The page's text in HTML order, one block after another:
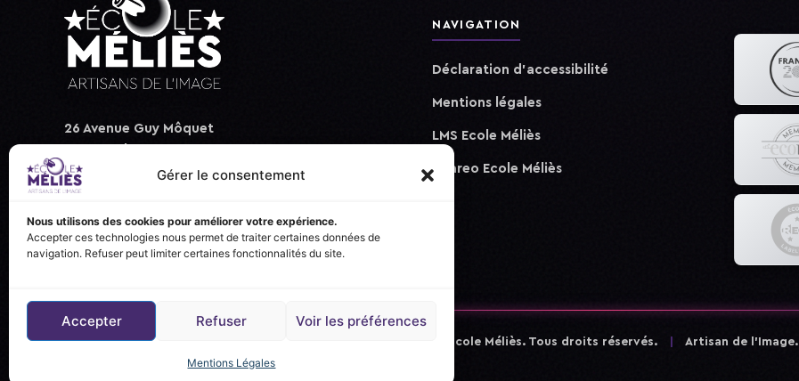
Gérer le consentement
Nous utilisons des cookies pour améliorer votre expérience.
Accepter ces technologies nous permet de traiter certaines données de
navigation. Refuser peut limiter certaines fonctionnalités du site.
Accepter Refuser Voir les préférences
Mentions Légales
26 Avenue Guy Môquet
+33 (0)1.48.90.86.23
NAVIGATION
Déclaration d'accessibilité
Mentions légales
LMS Ecole Méliès
Ypareo Ecole Méliès
École Méliès. Tous droits réservés. Artisan de l'Image.